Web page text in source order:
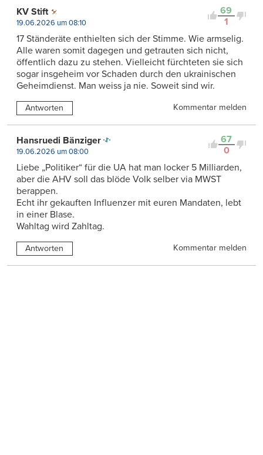
69
1
KV Stift
19.06.2026 um 08:10
17 Ständeräte enthielten sich der Stimme. Wie armselig.
Alle waren somit dagegen und getrauten sich nicht,
öffentlich dazu zu stehen. Vielleicht fürchteten sie sich
sogar insgeheim vor Schaden durch den ukrainischen
Geheimdienst. Man weiss ja nie. Soweit sind wir.
Antworten Kommentar melden
67
0
Hansruedi Bänziger
19.06.2026 um 08:00
Liebe „Politiker“ für die UA hat man locker 5 Milliarden,
aber die AHV soll das blöde Volk selber via MWST
berappen.
Echt ihr gekauften Influenzer mit euren Mandaten, lebt
in einer Blase.
Wahltag wird Zahltag.
Antworten Kommentar melden